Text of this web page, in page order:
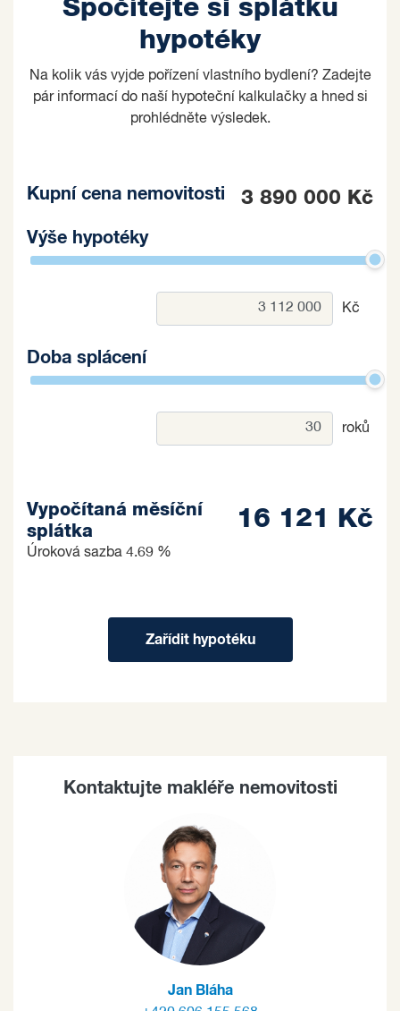
Spočítejte si splátku
hypotéky
Na kolik vás vyjde pořízení vlastního bydlení? Zadejte
pár informací do naší hypoteční kalkulačky a hned si
prohlédněte výsledek.
Kupní cena nemovitosti 3 890 000 Kč
Výše hypotéky
Kč
Doba splácení
roků
Vypočítaná měsíční
splátka
Úroková sazba 4.69 %
16 121 Kč
Zařídit hypotéku
Kontaktujte makléře nemovitosti
Jan Bláha